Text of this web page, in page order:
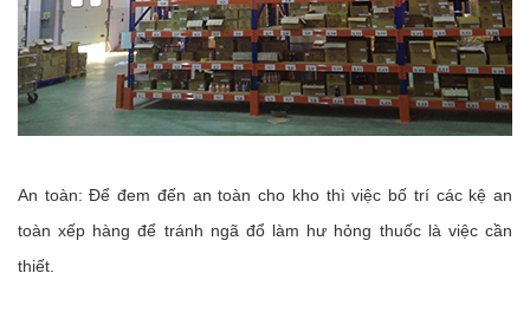
An toàn: Để đem đến an toàn cho kho thì việc bố trí các kệ an
toàn xếp hàng để tránh ngã đổ làm hư hỏng thuốc là việc cần
thiết.